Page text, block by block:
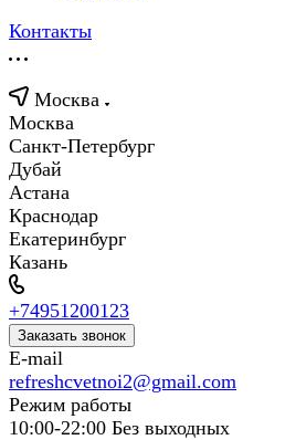
Контакты
Москва
Москва
Санкт-Петербург
Дубай
Астана
Краснодар
Екатеринбург
Казань
+74951200123
Заказать звонок
E-mail
refreshcvetnoi2@gmail.com
Режим работы
10:00-22:00 Без выходных